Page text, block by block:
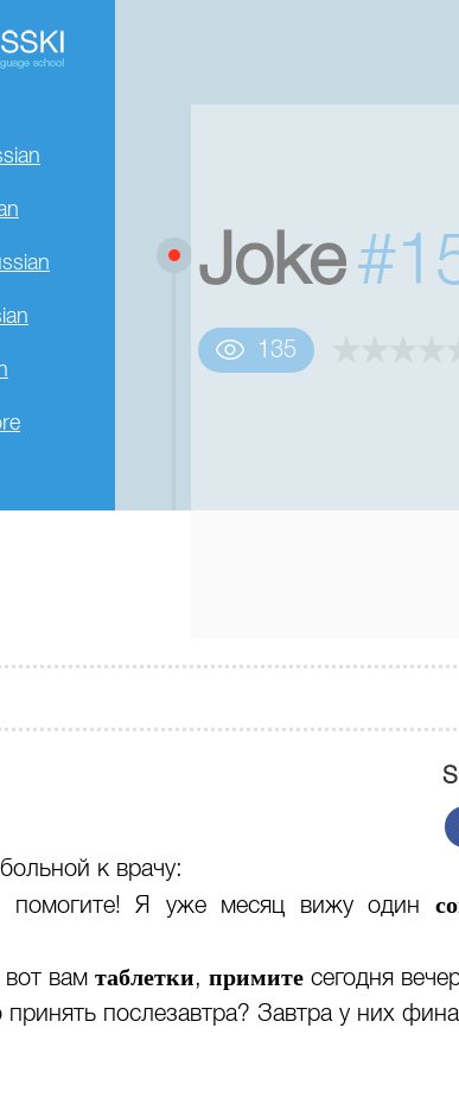
Joke
135
к врачу:
помогите! Я уже месяц вижу один
вамтаблетки,примите сегодня
послезавтра? Завтра у них